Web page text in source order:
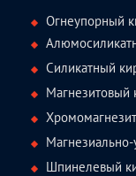
Огнеупорный
Силикатный
Магнезитовый
Шпинелевый